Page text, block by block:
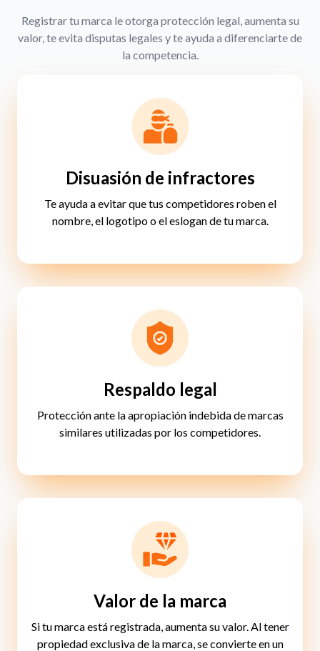
Registrar tu marca le otorga protección legal, aumenta su
valor, te evita disputas legales y te ayuda a diferenciarte de
la competencia.
Disuasión de infractores
Te ayuda a evitar que tus competidores roben el
nombre, el logotipo o el eslogan de tu marca.
Respaldo legal
Protección ante la apropiación indebida de marcas
similares utilizadas por los competidores.
Valor de la marca
Si tu marca está registrada, aumenta su valor. Al tener
propiedad exclusiva de la marca, se convierte en un